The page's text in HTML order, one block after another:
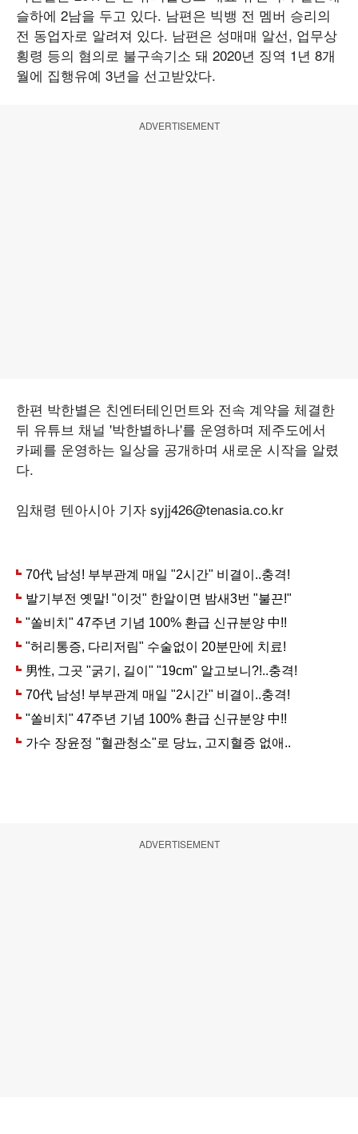
슬하에 2남을 두고 있다. 남편은 빅뱅 전 멤버 승리의
전 동업자로 알려져 있다. 남편은 성매매 알선, 업무상
횡령 등의 혐의로 불구속기소 돼 2020년 징역 1년 8개
월에 집행유예 3년을 선고받았다.
ADVERTISEMENT
한편 박한별은 친엔터테인먼트와 전속 계약을 체결한
뒤 유튜브 채널 '박한별하나'를 운영하며 제주도에서
카페를 운영하는 일상을 공개하며 새로운 시작을 알렸
다.
임채령 텐아시아 기자 syjj426@tenasia.co.kr
ADVERTISEMENT